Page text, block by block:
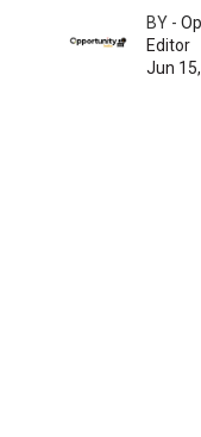
BY -
Editor
Jun